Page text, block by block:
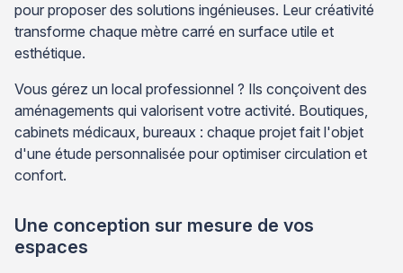
pour proposer des solutions ingénieuses. Leur créativité
transforme chaque mètre carré en surface utile et
esthétique.
Vous gérez un local professionnel ? Ils conçoivent des
aménagements qui valorisent votre activité. Boutiques,
cabinets médicaux, bureaux : chaque projet fait l'objet
d'une étude personnalisée pour optimiser circulation et
confort.
Une conception sur mesure de vos
espaces